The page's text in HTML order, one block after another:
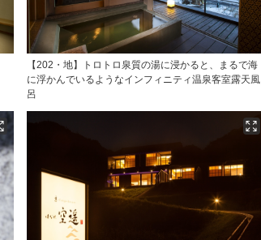
【202・地】トロトロ泉質の湯に浸かると、まるで海
に浮かんでいるようなインフィニティ温泉客室露天風
呂